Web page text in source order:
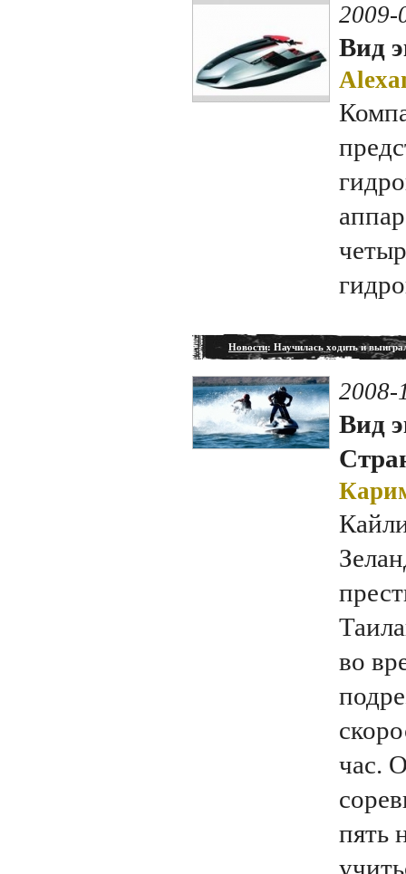
2009-
Вид
Новости: Научилась ходить и
2008-
Вид
во
час.
пять